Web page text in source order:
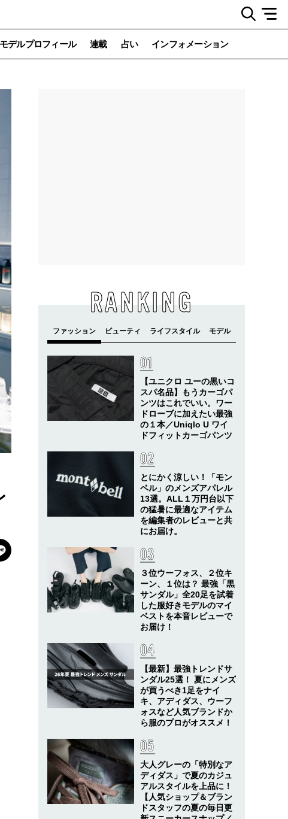
モデルプロフィール 連載 占い インフォメーション
RANKING
【ユニクロ ユーの黒いコ
スパ名品】もうカーゴパ
ンツはこれでいい。ワー
ドローブに加えたい最強
の１本／Uniqlo U ワイ
ドフィットカーゴパンツ
とにかく涼しい！「モン
ベル」のメンズアパレル
13選。ALL１万円台以下
の猛暑に最適なアイテム
を編集者のレビューと共
にお届け。
３位ウーフォス、２位キ
ーン、１位は？ 最強「黒
サンダル」全20足を試着
した服好きモデルのマイ
ベストを本音レビューで
お届け！
【最新】最強トレンドサ
ンダル25選！ 夏にメンズ
が買うべき1足をナイ
キ、アディダス、ウーフ
ォスなど人気ブランドか
ら服のプロがオススメ！
大人グレーの「特別なア
ディダス」で夏のカジュ
アルスタイルを上品に！
【人気ショップ＆ブラン
ドスタッフの夏の毎日更